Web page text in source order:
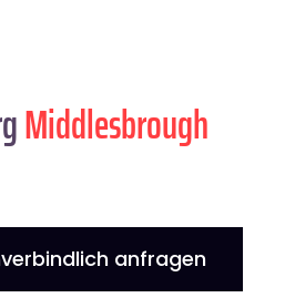
Middlesbrough
anfragen